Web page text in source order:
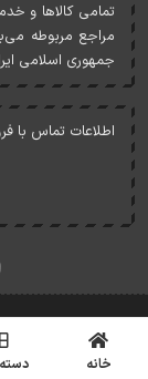
تمامی کالاها و
مراجع مربوطه
جمهوری اسلامی
اطلاعات تماس با
کلیه
خانه